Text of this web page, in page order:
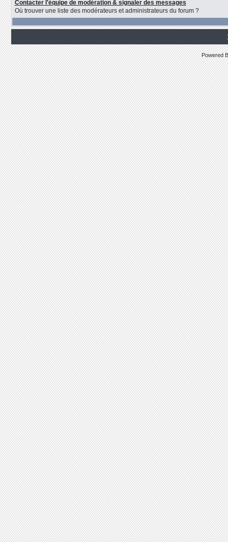
Contacter l'équipe de modération & signaler des messages
Où trouver une liste des modérateurs et administrateurs du forum ?
Powered